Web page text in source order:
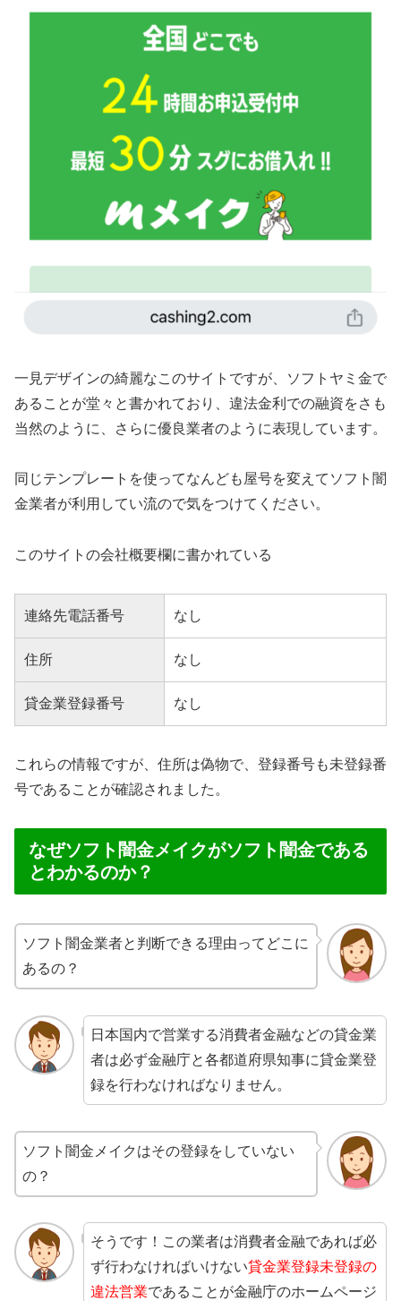
一見デザインの綺麗なこのサイトですが、ソフトヤミ金で
あることが堂々と書かれており、違法金利での融資をさも
当然のように、さらに優良業者のように表現しています。
同じテンプレートを使ってなんども屋号を変えてソフト闇
金業者が利用してい流ので気をつけてください。
このサイトの会社概要欄に書かれている
連絡先電話番号 なし
住所 なし
貸金業登録番号 なし
これらの情報ですが、住所は偽物で、登録番号も未登録番
号であることが確認されました。
なぜソフト闇金メイクがソフト闇金である
とわかるのか？
ソフト闇金業者と判断できる理由ってどこに
あるの？
日本国内で営業する消費者金融などの貸金業
者は必ず金融庁と各都道府県知事に貸金業登
録を行わなければなりません。
ソフト闇金メイクはその登録をしていない
の？
そうです！この業者は消費者金融であれば必
ず行わなければいけない貸金業登録未登録の
違法営業であることが金融庁のホームページ